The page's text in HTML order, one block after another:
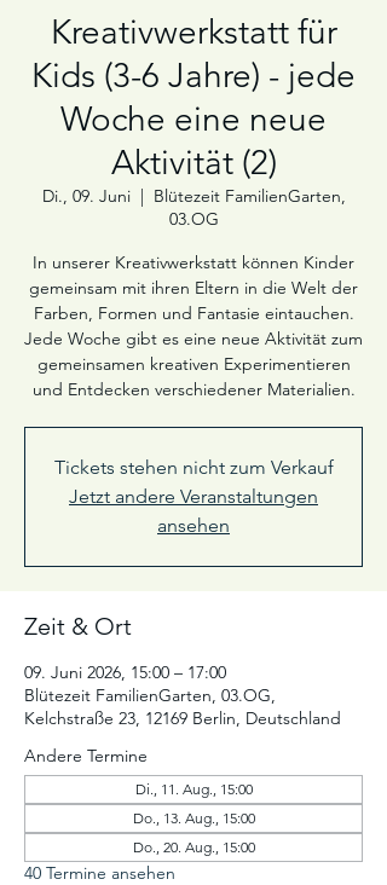
Kreativwerkstatt für
Kids (3-6 Jahre) - jede
Woche eine neue
Aktivität (2)
Di., 09. Juni
  |
Blütezeit FamilienGarten,
03.OG
In unserer Kreativwerkstatt können Kinder
gemeinsam mit ihren Eltern in die Welt der
Farben, Formen und Fantasie eintauchen.
Jede Woche gibt es eine neue Aktivität zum
gemeinsamen kreativen Experimentieren
und Entdecken verschiedener Materialien.
Tickets stehen nicht zum Verkauf
Jetzt andere Veranstaltungen
ansehen
Zeit & Ort
09. Juni 2026, 15:00 – 17:00
Blütezeit FamilienGarten, 03.OG,
Kelchstraße 23, 12169 Berlin, Deutschland
Andere Termine
Di., 11. Aug., 15:00
Do., 13. Aug., 15:00
Do., 20. Aug., 15:00
40 Termine ansehen